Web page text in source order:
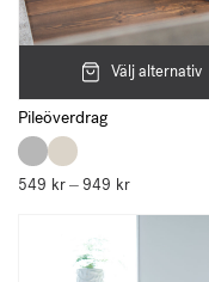
Välj alternativ
Pileöverdrag
549 kr –949 krPrisintervall: